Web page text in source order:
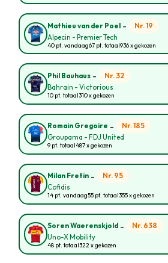
Mathieu van der Poel - Nr. 19
Alpecin - Premier Tech
40 pt. vandaag67 pt. totaal936 x gekozen
Phil Bauhaus - Nr. 32
Bahrain - Victorious
10 pt. totaal310 x gekozen
Romain Gregoire - Nr. 185
Groupama - FDJ United
9 pt. totaal487 x gekozen
Milan Fretin - Nr. 95
Cofidis
14 pt. vandaag55 pt. totaal355 x gekozen
Soren Waerenskjold - Nr. 638
Uno-X Mobility
48 pt. totaal322 x gekozen